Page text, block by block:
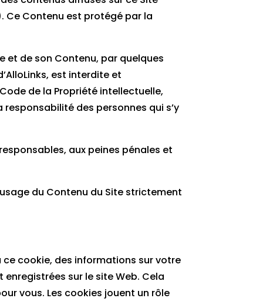
Ce Contenu est protégé par la
de son Contenu, par quelques
est interdite et
de la Propriété intellectuelle,
des personnes qui s’y
aux peines pénales et
du Contenu du Site strictement
cookie, des informations sur votre
sur le site Web. Cela
vous. Les cookies jouent un rôle